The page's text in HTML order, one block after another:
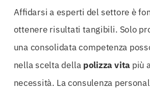
Affidarsi a esperti del settore è
ottenere risultati tangibili. Solo
una consolidata competenza
nella scelta della polizzavitapiù
necessità. La consulenza